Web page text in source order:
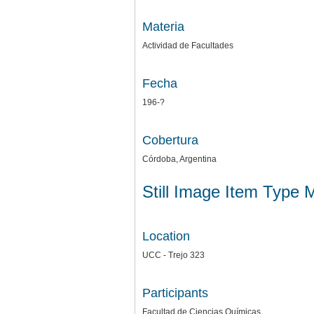
Materia
Actividad de Facultades
Fecha
196-?
Cobertura
Córdoba, Argentina
Still Image Item Type
Location
UCC - Trejo 323
Participants
Facultad de Ciencias Químicas